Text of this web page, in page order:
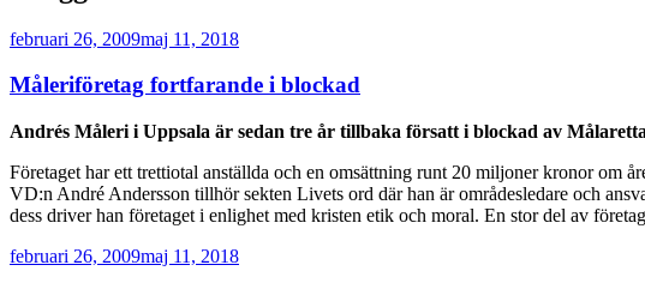
Publicerat
februari 26, 2009maj 11, 2018
Måleriföretag fortfarande i blockad
Andrés Måleri i Uppsala är sedan tre år tillbaka försatt i blockad av
Företaget har ett trettiotal anställda och en omsättning runt 20 miljoner kronor om
VD:n André Andersson tillhör sekten Livets ord där han är områdesledare och
dess driver han företaget i enlighet med kristen etik och moral. En stor del av
Publicerat
februari 26, 2009maj 11, 2018